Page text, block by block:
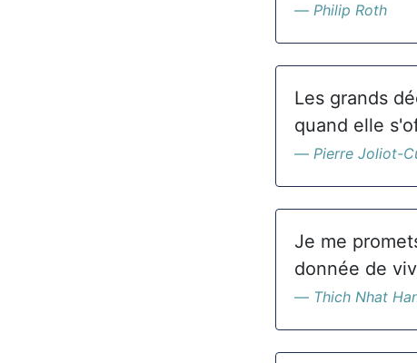
Philip Roth
Les grands
quand elle
Pierre Joliot-
Je me
donnée de
Thich Nhat